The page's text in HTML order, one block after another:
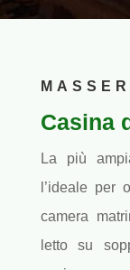
Casina
La più
l’ideale per
camera
letto su